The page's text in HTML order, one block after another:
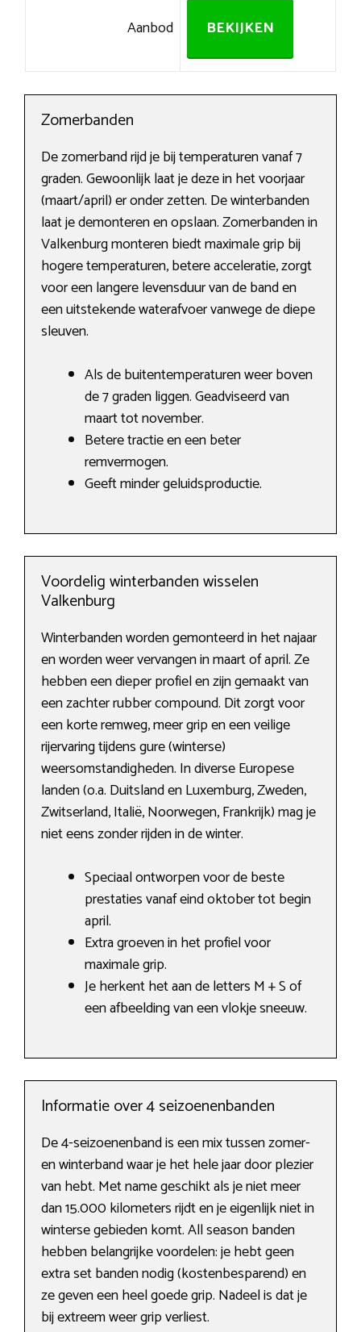
Aanbod BEKIJKEN
Zomerbanden
De zomerband rijd je bij temperaturen vanaf 7
graden. Gewoonlijk laat je deze in het voorjaar
(maart/april) er onder zetten. De winterbanden
laat je demonteren en opslaan. Zomerbanden in
Valkenburg monteren biedt maximale grip bij
hogere temperaturen, betere acceleratie, zorgt
voor een langere levensduur van de band en
een uitstekende waterafvoer vanwege de diepe
sleuven.
Als de buitentemperaturen weer boven
de 7 graden liggen. Geadviseerd van
maart tot november.
Betere tractie en een beter
remvermogen.
Geeft minder geluidsproductie.
Voordelig winterbanden wisselen
Valkenburg
Winterbanden worden gemonteerd in het najaar
en worden weer vervangen in maart of april. Ze
hebben een dieper profiel en zijn gemaakt van
een zachter rubber compound. Dit zorgt voor
een korte remweg, meer grip en een veilige
rijervaring tijdens gure (winterse)
weersomstandigheden. In diverse Europese
landen (o.a. Duitsland en Luxemburg, Zweden,
Zwitserland, Italië, Noorwegen, Frankrijk) mag je
niet eens zonder rijden in de winter.
Speciaal ontworpen voor de beste
prestaties vanaf eind oktober tot begin
april.
Extra groeven in het profiel voor
maximale grip.
Je herkent het aan de letters M + S of
een afbeelding van een vlokje sneeuw.
Informatie over 4 seizoenenbanden
De 4-seizoenenband is een mix tussen zomer-
en winterband waar je het hele jaar door plezier
van hebt. Met name geschikt als je niet meer
dan 15.000 kilometers rijdt en je eigenlijk niet in
winterse gebieden komt. All season banden
hebben belangrijke voordelen: je hebt geen
extra set banden nodig (kostenbesparend) en
ze geven een heel goede grip. Nadeel is dat je
bij extreem weer grip verliest.